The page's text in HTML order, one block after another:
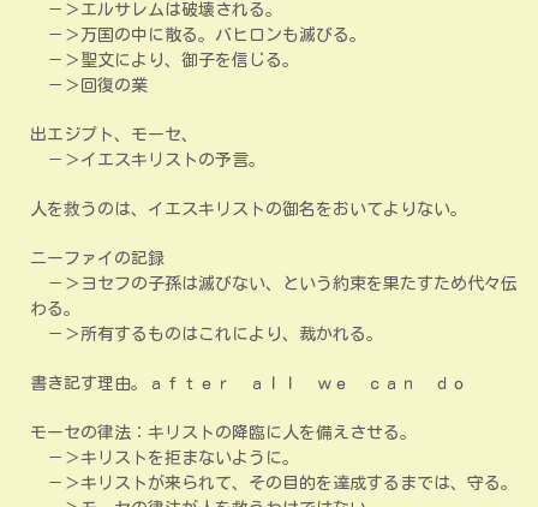
－＞エルサレムは破壊される。
－＞万国の中に散る。バヒロンも滅びる。
－＞聖文により、御子を信じる。
－＞回復の業
出エジプト、モーセ、
－＞イエスキリストの予言。
人を救うのは、イエスキリストの御名をおいてよりない。
ニーファイの記録
－＞ヨセフの子孫は滅びない、という約束を果たすため代々伝
わる。
－＞所有するものはこれにより、裁かれる。
書き記す理由。ａｆｔｅｒ ａｌｌ ｗｅ ｃａｎ ｄｏ
モーセの律法：キリストの降臨に人を備えさせる。
－＞キリストを拒まないように。
－＞キリストが来られて、その目的を達成するまでは、守る。